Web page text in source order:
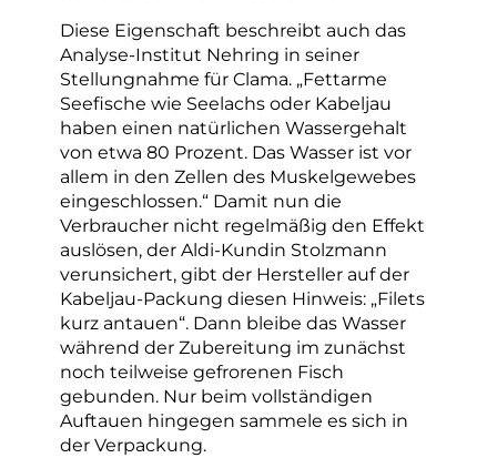
Diese Eigenschaft beschreibt auch das
Analyse-Institut Nehring in seiner
Stellungnahme für Clama. „Fettarme
Seefische wie Seelachs oder Kabeljau
haben einen natürlichen Wassergehalt
von etwa 80 Prozent. Das Wasser ist vor
allem in den Zellen des Muskelgewebes
eingeschlossen.“ Damit nun die
Verbraucher nicht regelmäßig den Effekt
auslösen, der Aldi-Kundin Stolzmann
verunsichert, gibt der Hersteller auf der
Kabeljau-Packung diesen Hinweis: „Filets
kurz antauen“. Dann bleibe das Wasser
während der Zubereitung im zunächst
noch teilweise gefrorenen Fisch
gebunden. Nur beim vollständigen
Auftauen hingegen sammele es sich in
der Verpackung.